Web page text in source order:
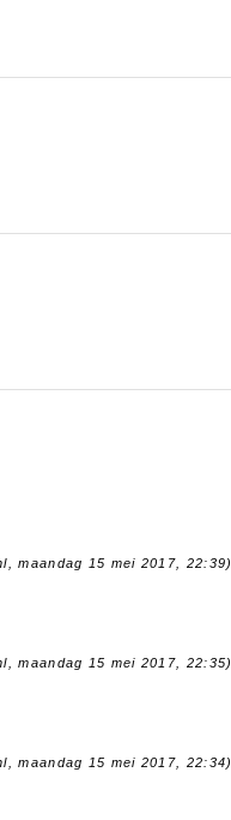
maandag 15 mei 2017, 22:39)
maandag 15 mei 2017, 22:35)
maandag 15 mei 2017, 22:34)